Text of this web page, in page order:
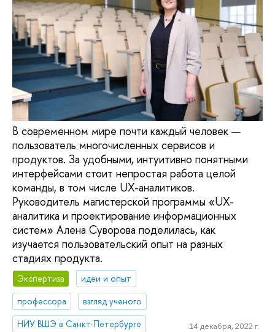
В современном мире почти каждый человек —
пользователь многочисленных сервисов и
продуктов. За удобными, интуитивно понятными
интерфейсами стоит непростая работа целой
команды, в том числе UX-аналитиков.
Руководитель магистерской программы «UX-
аналитика и проектирование информационных
систем» Алена Суворова поделилась, как
изучается пользовательский опыт на разных
стадиях продукта.
Экспертиза
идеи и опыт
профессора
взгляд ученого
НИУ ВШЭ в Санкт-Петербурге
14 декабря, 2022 г.